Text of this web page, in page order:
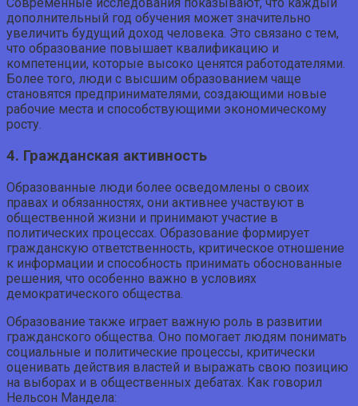
дополнительный год обучения может значительно
увеличить будущий доход человека. Это связано с тем,
что образование повышает квалификацию и
компетенции, которые высоко ценятся работодателями.
Более того, люди с высшим образованием чаще
становятся предпринимателями, создающими новые
рабочие места и способствующими экономическому
росту.
4. Гражданская активность
Образованные люди более осведомлены о своих
правах и обязанностях, они активнее участвуют в
общественной жизни и принимают участие в
политических процессах. Образование формирует
гражданскую ответственность, критическое отношение
к информации и способность принимать обоснованные
решения, что особенно важно в условиях
демократического общества.
Образование также играет важную роль в развитии
гражданского общества. Оно помогает людям понимать
социальные и политические процессы, критически
оценивать действия властей и выражать свою позицию
на выборах и в общественных дебатах. Как говорил
Нельсон Мандела: